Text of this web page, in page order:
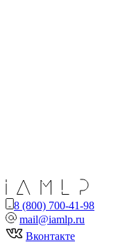
8 (800) 700-41-98
mail@iamlp.ru
Вконтакте